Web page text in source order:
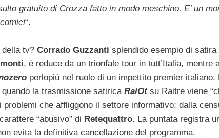
gratuito di Crozza fatto in modo meschino. E’ un
“.
tv? Corrado Guzzanti splendido esempio di
, è reduce da un trionfale tour in tutt’Italia, mentre
perlopiù nel ruolo di un impettito premier
la trasmissione satirica RaiOtsu Raitre viene
problemi che affliggono il settore informativo: dalla
“abusivo” di Retequattro. La puntata registra
evita la definitiva cancellazione del programma.